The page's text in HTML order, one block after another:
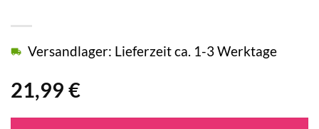
21,99 €
Versandlager: Lieferzeit ca. 1-3 Werktage